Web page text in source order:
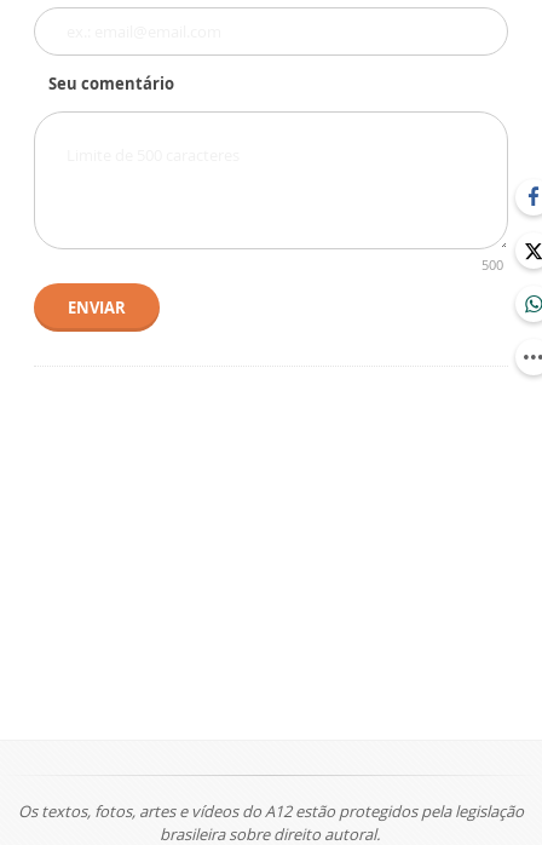
Seu comentário
500
ENVIAR
Os textos, fotos, artes e vídeos do A12 estão protegidos pela legislação
brasileira sobre direito autoral.